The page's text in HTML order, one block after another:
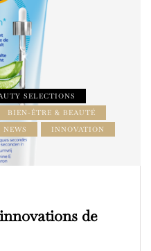
SELECTIONS
BIEN-ÊTRE & BEAUTÉ
NEWS
INNOVATION
de